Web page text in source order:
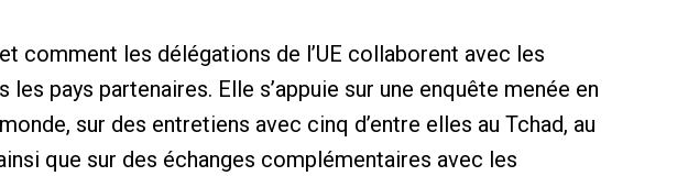
comment les délégations de l’UE collaborent avec les
pays partenaires. Elle s’appuie sur une enquête menée en
sur des entretiens avec cinq d’entre elles au Tchad, au
que sur des échanges complémentaires avec les